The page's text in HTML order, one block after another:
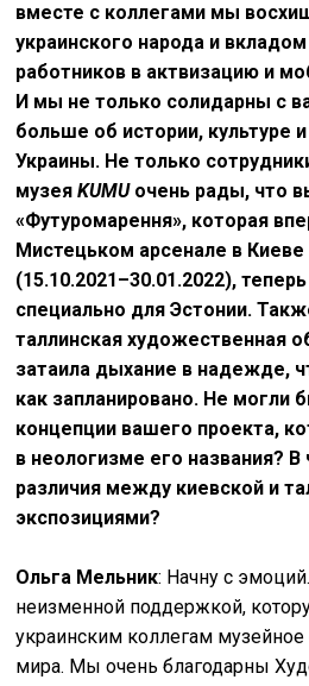
вместе с коллегами мы
украинского народа и
работников в актвизацию и
И мы не только солидарны с
больше об истории, культуре
Украины. Не только
музеяKUMUочень рады, что
«Футуромарення», которая
Мистецьком арсенале в
(15.10.2021–30.01.2022),
специально для Эстонии.
таллинская художественная
затаила дыхание в надежде,
как запланировано. Не могли
концепции вашего проекта,
в неологизме его названия?
различия между киевской и
экспозициями?
Ольга Мельник: Начну с
неизменной поддержкой,
украинским коллегам
мира. Мы очень благодарны